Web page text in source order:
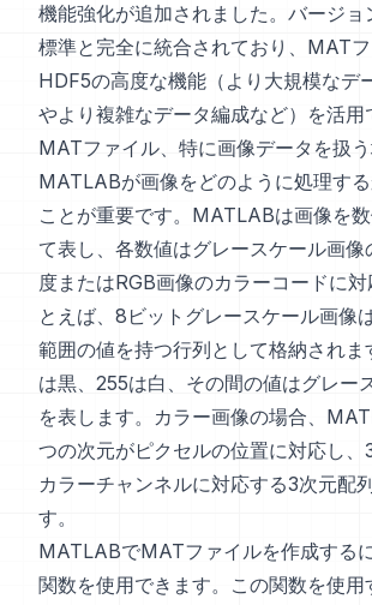
機能強化が追加されました。バージョ
標準と完全に統合されており、MAT
HDF5の高度な機能（より大規模なデ
やより複雑なデータ編成など）を活用
MATファイル、特に画像データを扱う
MATLABが画像をどのように処理す
ことが重要です。MATLABは画像を
て表し、各数値はグレースケール画像
度またはRGB画像のカラーコードに
とえば、8ビットグレースケール画像
範囲の値を持つ行列として格納されま
は黒、255は白、その間の値はグレー
を表します。カラー画像の場合、
つの次元がピクセルの位置に対応し、
カラーチャンネルに対応する3次元配
す。
MATLABでMATファイルを作成する
関数を使用できます。この関数を使用